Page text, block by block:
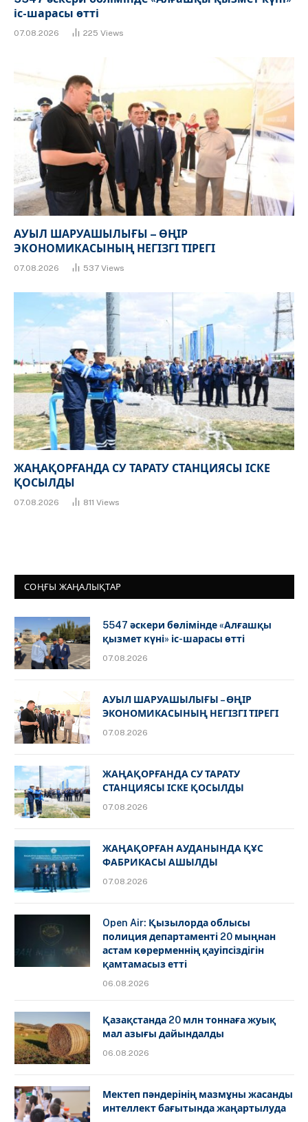
іс-шарасы өтті
07.08.2026 225 Views
АУЫЛ ШАРУАШЫЛЫҒЫ – ӨҢІР
ЭКОНОМИКАСЫНЫҢ НЕГІЗГІ ТІРЕГІ
07.08.2026 537 Views
ЖАҢАҚОРҒАНДА СУ ТАРАТУ СТАНЦИЯСЫ ІСКЕ
ҚОСЫЛДЫ
07.08.2026 811 Views
СОҢҒЫ ЖАҢАЛЫҚТАР
5547 әскери бөлімінде «Алғашқы
қызмет күні» іс-шарасы өтті
07.08.2026
АУЫЛ ШАРУАШЫЛЫҒЫ – ӨҢІР
ЭКОНОМИКАСЫНЫҢ НЕГІЗГІ ТІРЕГІ
07.08.2026
ЖАҢАҚОРҒАНДА СУ ТАРАТУ
СТАНЦИЯСЫ ІСКЕ ҚОСЫЛДЫ
07.08.2026
ЖАҢАҚОРҒАН АУДАНЫНДА ҚҰС
ФАБРИКАСЫ АШЫЛДЫ
07.08.2026
Open Air: Қызылорда облысы
полиция департаменті 20 мыңнан
астам көрерменнің қауіпсіздігін
қамтамасыз етті
06.08.2026
Қазақстанда 20 млн тоннаға жуық
мал азығы дайындалды
06.08.2026
Мектеп пәндерінің мазмұны жасанды
интеллект бағытында жаңартылуда